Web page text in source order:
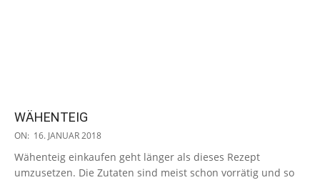
WÄHENTEIG
2018-
16
ON: 16. JANUAR 2018
Wähenteig einkaufen geht länger als dieses Rezept
umzusetzen. Die Zutaten sind meist schon vorrätig und so